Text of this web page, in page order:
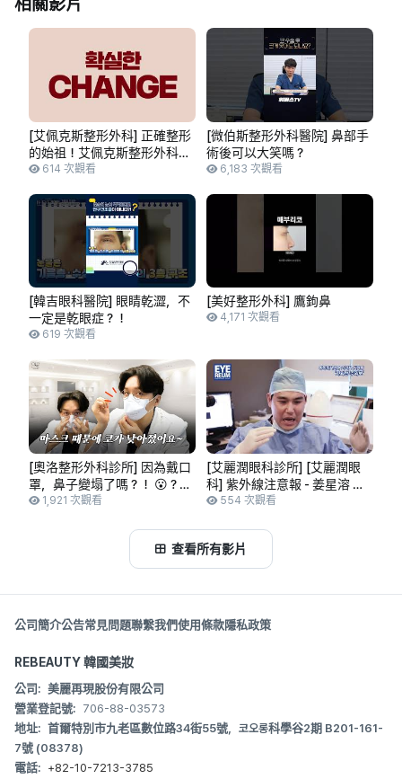
[艾佩克斯整形外科] 正確整形
的始祖！艾佩克斯整形外科的
整形哲學！
614 次觀看
[微伯斯整形外科醫院] 鼻部手
術後可以大笑嗎？
6,183 次觀看
[韓吉眼科醫院] 眼睛乾澀，不
一定是乾眼症？！
619 次觀看
[美好整形外科] 鷹鉤鼻
4,171 次觀看
[奧洛整形外科診所] 因為戴口
罩，鼻子變塌了嗎？！ 😮？！
#天啊 #整形外科專科醫師 #
#有問必答 #交流 #告知大家 #
1,921 次觀看
[艾麗潤眼科診所] [艾麗潤眼
科] 紫外線注意報 - 姜星溶 院
長554 次觀看
查看所有影片
公司簡介公告常見問題聯繫我們使用條款隱私政策
REBEAUTY 韓國美妝
公司: 美麗再現股份有限公司
營業登記號: 706-88-03573
地址: 首爾特別市九老區數位路34街55號，코오롱科學谷2期 B201-161-
7號 (08378)
電話: +82-10-7213-3785